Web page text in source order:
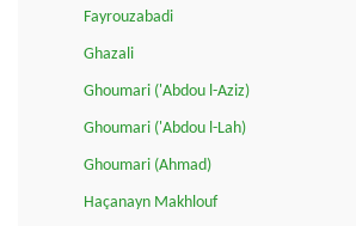
Fayrouzabadi
Ghazali
Ghoumari ('Abdou l-Aziz)
Ghoumari ('Abdou l-Lah)
Ghoumari (Ahmad)
Haçanayn Makhlouf